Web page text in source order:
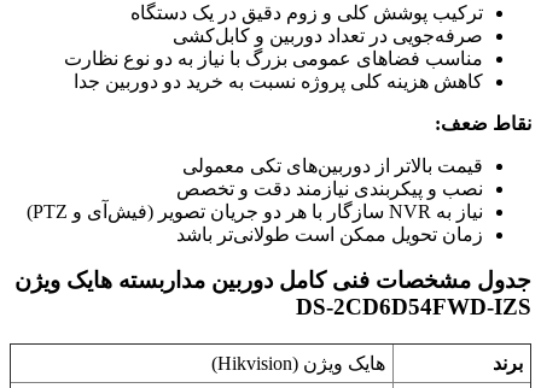
ترکیب پوشش کلی و زوم دقیق در یک دستگاه
صرفه‌جویی در تعداد دوربین و کابل‌کشی
مناسب فضاهای عمومی بزرگ با نیاز به دو نوع نظارت
کاهش هزینه کلی پروژه نسبت به خرید دو دوربین جدا
نقاط ضعف:
قیمت بالاتر از دوربین‌های تکی معمولی
نصب و پیکربندی نیازمند دقت و تخصص
نیاز به NVR سازگار با هر دو جریان تصویر (فیش‌آی و PTZ)
زمان تحویل ممکن است طولانی‌تر باشد
جدول مشخصات فنی کامل دوربین مداربسته هایک ویژن
DS-2CD6D54FWD-IZS
برند
هایک ویژن (Hikvision)